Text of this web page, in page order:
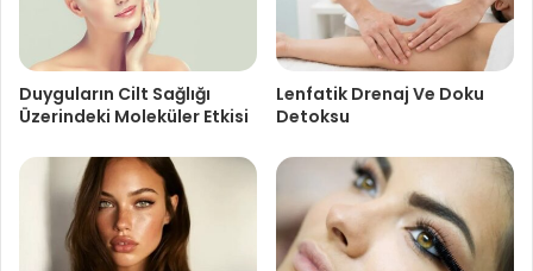
Duyguların Cilt Sağlığı
Üzerindeki Moleküler Etkisi
Lenfatik Drenaj Ve Doku
Detoksu